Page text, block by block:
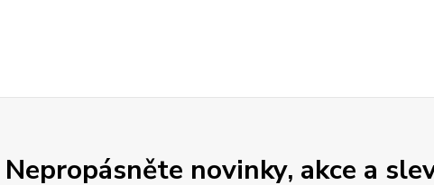
Nepropásněte novinky, akce a